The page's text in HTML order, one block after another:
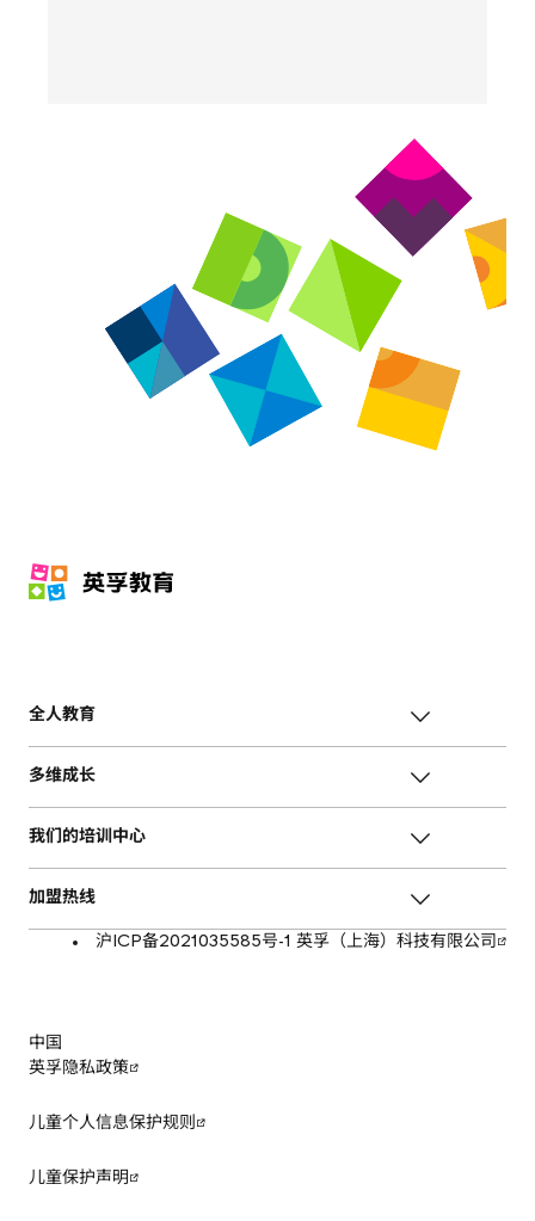
全人教育
多维成长
我们的培训中心
加盟热线
沪ICP备2021035585号-1 英孚（上海）科技有限公司
中国
英孚隐私政策
儿童个人信息保护规则
儿童保护声明